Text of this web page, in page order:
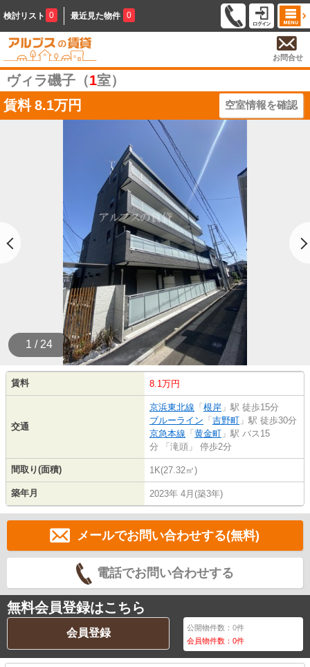
検討リスト 0 最近見た物件 0
お問合せ
ヴィラ磯子（1室）
賃料 8.1万円 空室情報を確認
1 / 24
賃料 8.1万円
交通
京浜東北線 「 根岸 」駅 徒歩15分
ブルーライン 「 吉野町 」駅 徒歩30分
京急本線 「 黄金町 」駅 バス15
分 「滝頭」 停歩2分
間取り(面積) 1K(27.32㎡)
築年月 2023年 4月(築3年)
メールでお問い合わせする(無料)
電話でお問い合わせする
無料会員登録はこちら
会員登録 公開物件数：0件
会員物件数：0件